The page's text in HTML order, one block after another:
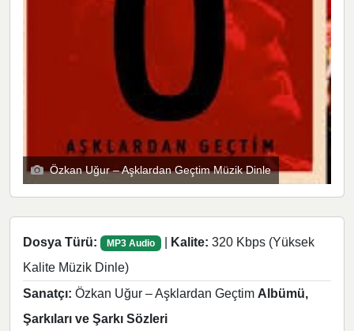
Özkan Uğur – Aşklardan Geçtim Müzik Dinle
Dosya Türü: MP3 Audio | Kalite: 320 Kbps (Yüksek
Kalite Müzik Dinle)
Sanatçı: Özkan Uğur – Aşklardan Geçtim Albümü,
Şarkıları ve Şarkı Sözleri